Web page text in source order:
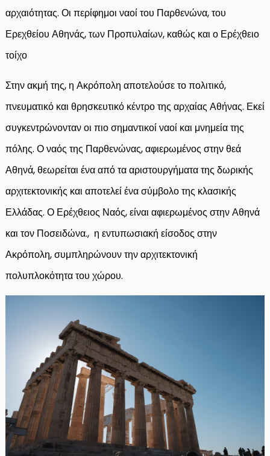
αρχαιότητας. Οι περίφημοι ναοί του Παρθενώνα, του
Ερεχθείου Αθηνάς, των Προπυλαίων, καθώς και ο Ερέχθειο
τοίχο
Στην ακμή της, η Ακρόπολη αποτελούσε το πολιτικό,
πνευματικό και θρησκευτικό κέντρο της αρχαίας Αθήνας. Εκεί
συγκεντρώνονταν οι πιο σημαντικοί ναοί και μνημεία της
πόλης. Ο ναός της Παρθενώνας, αφιερωμένος στην θεά
Αθηνά, θεωρείται ένα από τα αριστουργήματα της δωρικής
αρχιτεκτονικής και αποτελεί ένα σύμβολο της κλασικής
Ελλάδας. Ο Ερέχθειος Ναός, είναι αφιερωμένος στην Αθηνά
και τον Ποσειδώνα., η εντυπωσιακή είσοδος στην
Ακρόπολη, συμπληρώνουν την αρχιτεκτονική
πολυπλοκότητα του χώρου.